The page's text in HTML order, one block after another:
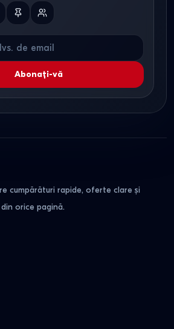
Abonați-vă
cumpărături rapide, oferte clare și
orice pagină.